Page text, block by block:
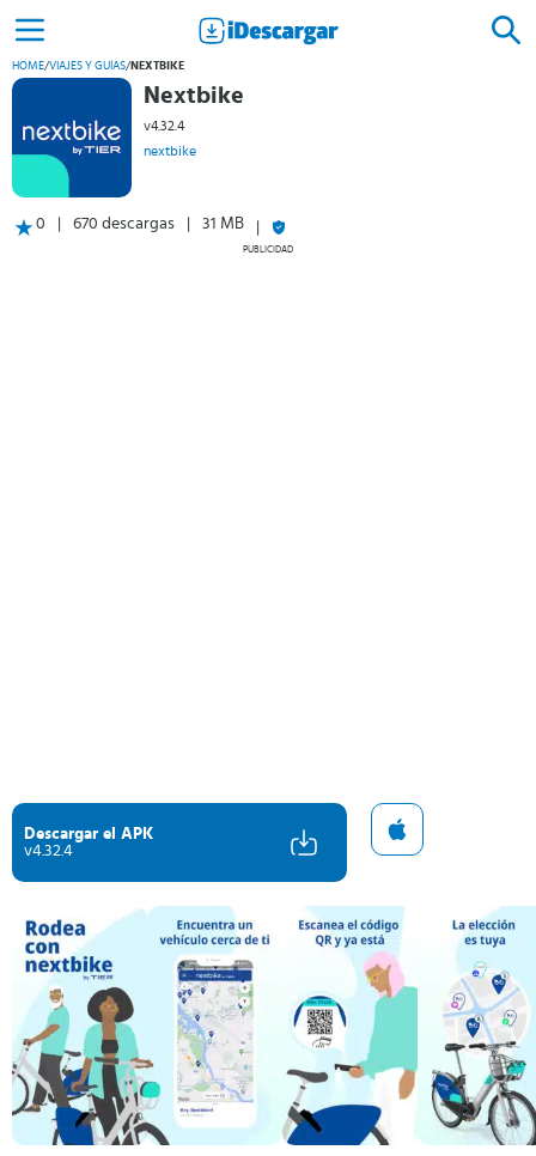
HOME/VIAJES Y GUÍAS/ NEXTBIKE
Nextbike
v4.32.4
nextbike
0 670 descargas 31 MB
PUBLICIDAD
Descargar el APK
v4.32.4